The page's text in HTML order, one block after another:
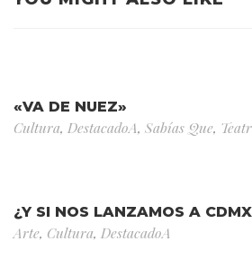
«VA DE NUEZ»
Cultura, DestacadoA, Sabías Que,
¿Y SI NOS LANZAMOS A
Arte, Cultura, DestacadoA